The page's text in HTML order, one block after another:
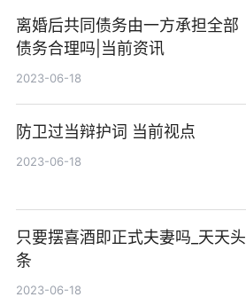
离婚后共同债务由一方承担全部
债务合理吗|当前资讯
2023-06-18
防卫过当辩护词 当前视点
2023-06-18
只要摆喜酒即正式夫妻吗_天天头
条
2023-06-18